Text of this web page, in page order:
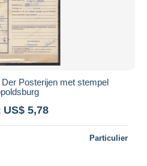
Posterijen met stempel
US$ 5,78
Particulier